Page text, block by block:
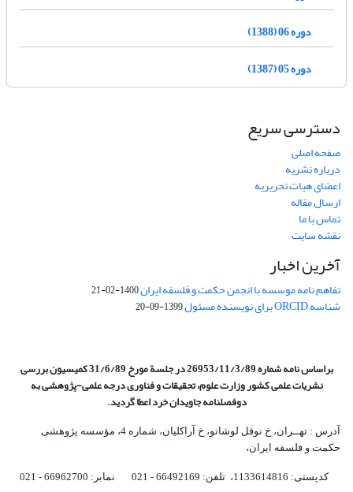
دوره 06 (1388)
دوره 05 (1387)
دسترسی سریع
صفحه اصلی
درباره نشریه
اعضای هیات تحریریه
ارسال مقاله
تماس با ما
نقشه سایت
آخرین اخبار
تفاهم نامه موسسه با انجمن حکمت و فلسفه ایران1400-02-21
شناسه ORCID برای نویسنده مسئول 1399-09-20
براساس نامه شماره 26953/11/3/89 در جلسة مورخ 31/6/89 کمیسیون
بررسی
نشریات علمی کشور وزارت علوم، تحقیقات و فناوری درجه علمی‌-پژوهشیبه
دوفصلنامه جاویدان خرد اعطا گردید.
آدرس : تهــران، خ نوفل لوشاتو، خ آراکلیان، شماره 4،‌ مؤسسه پژوهشی
حکمت و فلسفه ایران،‌
کدپستی: 1133614816، تلفن: 66492169 - 021 نمابر: 66962700 - 021